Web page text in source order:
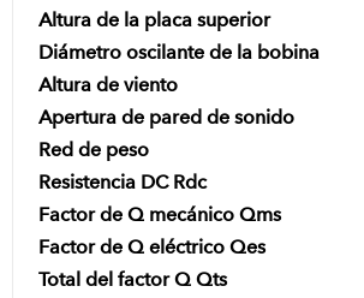
Altura de la placa superior
Diámetro oscilante de la bobina
Altura de viento
Apertura de pared de sonido
Red de peso
Resistencia DC Rdc
Factor de Q mecánico Qms
Factor de Q eléctrico Qes
Total del factor Q Qts